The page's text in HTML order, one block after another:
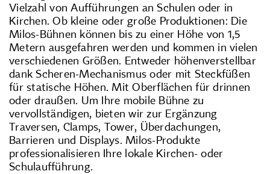
Vielzahl von Aufführungen an Schulen oder in
Kirchen. Ob kleine oder große Produktionen: Die
Milos-Bühnen können bis zu einer Höhe von 1,5
Metern ausgefahren werden und kommen in vielen
verschiedenen Größen. Entweder höhenverstellbar
dank Scheren-Mechanismus oder mit Steckfüßen
für statische Höhen. Mit Oberflächen für drinnen
oder draußen. Um Ihre mobile Bühne zu
vervollständigen, bieten wir zur Ergänzung
Traversen, Clamps, Tower, Überdachungen,
Barrieren und Displays. Milos-Produkte
professionalisieren Ihre lokale Kirchen- oder
Schulaufführung.